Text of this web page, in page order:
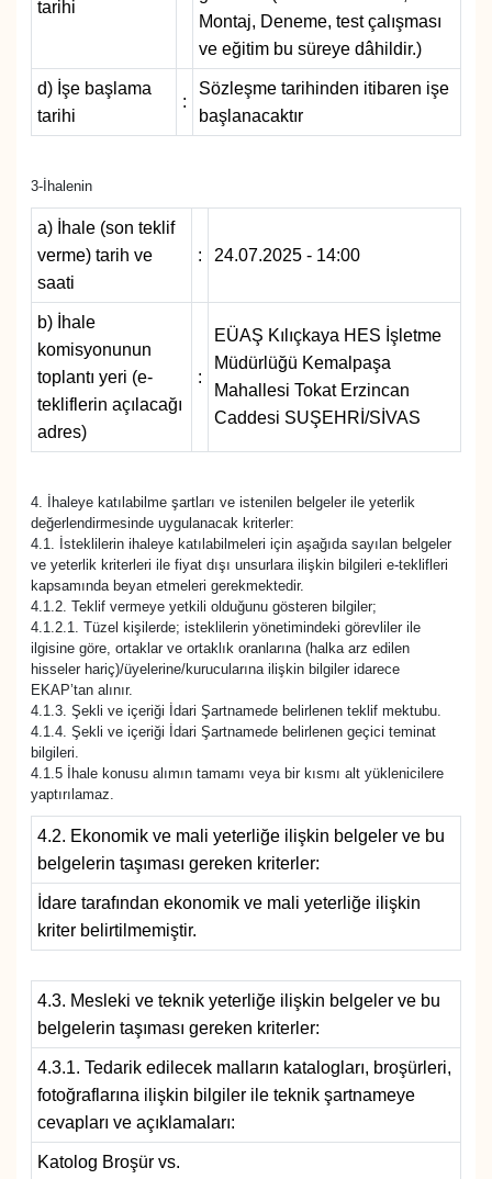
tarihi
Montaj, Deneme, test çalışması
ve eğitim bu süreye dâhildir.)
d) İşe başlama
tarihi
:
Sözleşme tarihinden itibaren işe
başlanacaktır
3-İhalenin
a) İhale (son teklif
verme) tarih ve
saati
: 24.07.2025 - 14:00
b) İhale
komisyonunun
toplantı yeri (e-
tekliflerin açılacağı
adres)
:
EÜAŞ Kılıçkaya HES İşletme
Müdürlüğü Kemalpaşa
Mahallesi Tokat Erzincan
Caddesi SUŞEHRİ/SİVAS
4. İhaleye katılabilme şartları ve istenilen belgeler ile yeterlik
değerlendirmesinde uygulanacak kriterler:
4.1. İsteklilerin ihaleye katılabilmeleri için aşağıda sayılan belgeler
ve yeterlik kriterleri ile fiyat dışı unsurlara ilişkin bilgileri e-teklifleri
kapsamında beyan etmeleri gerekmektedir.
4.1.2. Teklif vermeye yetkili olduğunu gösteren bilgiler;
4.1.2.1. Tüzel kişilerde; isteklilerin yönetimindeki görevliler ile
ilgisine göre, ortaklar ve ortaklık oranlarına (halka arz edilen
hisseler hariç)/üyelerine/kurucularına ilişkin bilgiler idarece
EKAP’tan alınır.
4.1.3. Şekli ve içeriği İdari Şartnamede belirlenen teklif mektubu.
4.1.4. Şekli ve içeriği İdari Şartnamede belirlenen geçici teminat
bilgileri.
4.1.5 İhale konusu alımın tamamı veya bir kısmı alt yüklenicilere
yaptırılamaz.
4.2. Ekonomik ve mali yeterliğe ilişkin belgeler ve bu
belgelerin taşıması gereken kriterler:
İdare tarafından ekonomik ve mali yeterliğe ilişkin
kriter belirtilmemiştir.
4.3. Mesleki ve teknik yeterliğe ilişkin belgeler ve bu
belgelerin taşıması gereken kriterler:
4.3.1. Tedarik edilecek malların katalogları, broşürleri,
fotoğraflarına ilişkin bilgiler ile teknik şartnameye
cevapları ve açıklamaları:
Katolog Broşür vs.